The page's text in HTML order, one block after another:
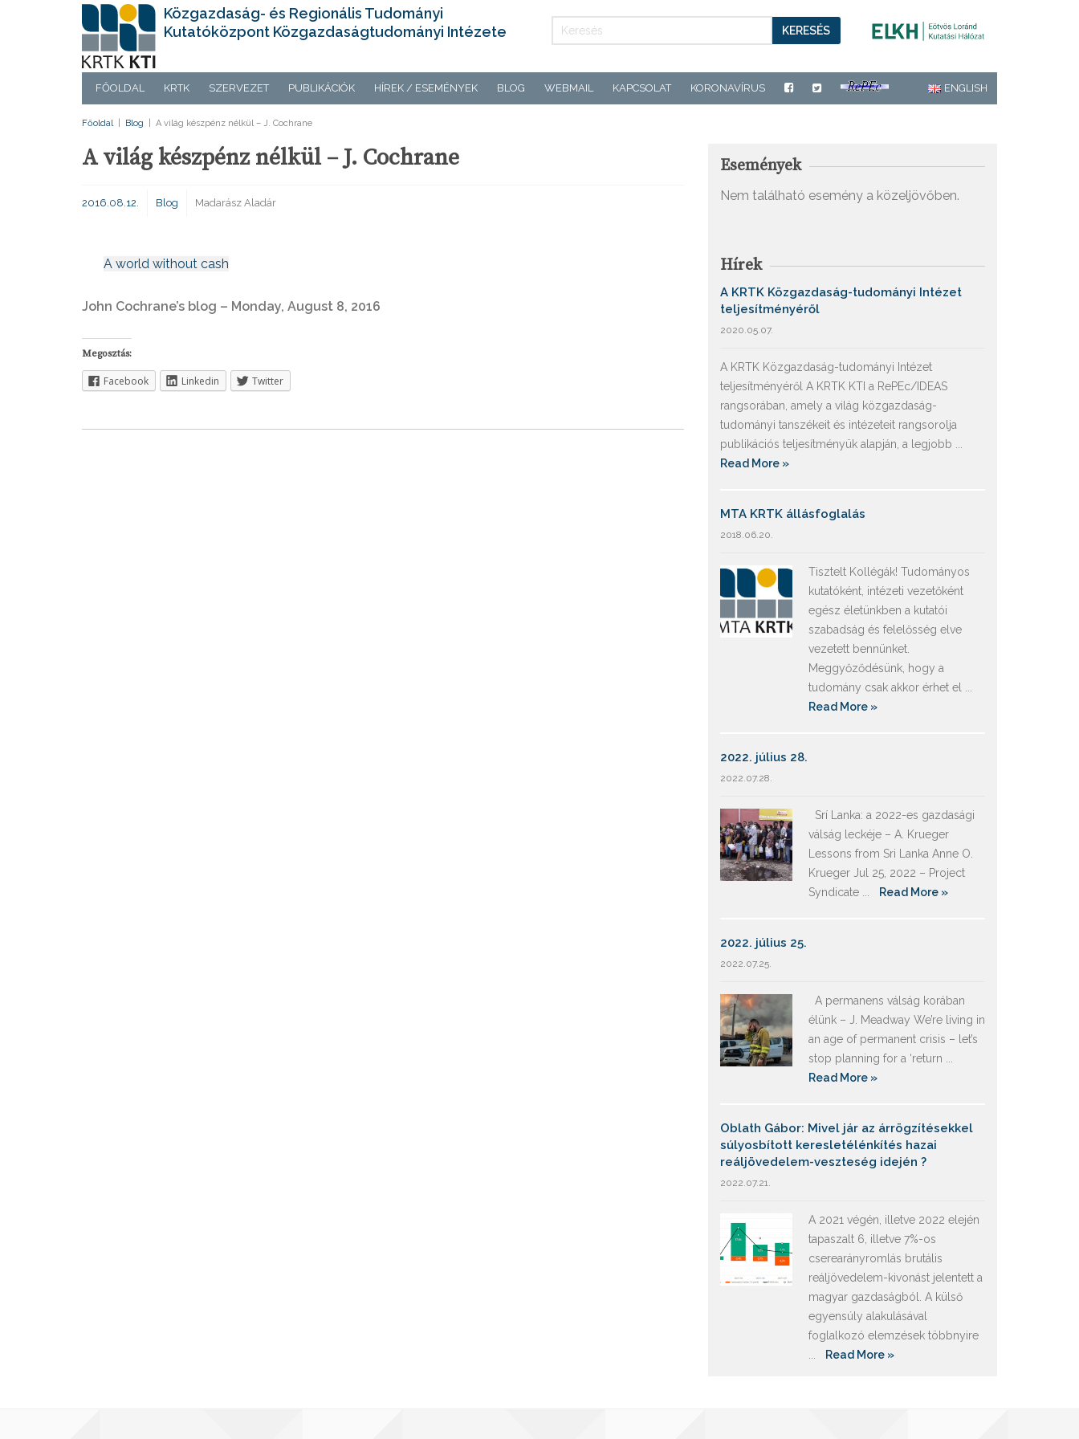
Közgazdaság- és Regionális Tudományi
Kutatóközpont Közgazdaságtudományi Intézete
KERESÉS
FŐOLDAL KRTK SZERVEZET PUBLIKÁCIÓK HÍREK / ESEMÉNYEK BLOG WEBMAIL KAPCSOLAT KORONAVÍRUS ENGLISH
Főoldal Blog A világ készpénz nélkül – J. Cochrane
A világ készpénz nélkül – J. Cochrane
2016.08.12. Blog Madarász Aladár
A world without cash
John Cochrane’s blog – Monday, August 8, 2016
Megosztás:
Facebook Linkedin Twitter
Események
Nem található esemény a közeljövőben.
Hírek
A KRTK Közgazdaság-tudományi Intézet
teljesítményéről
2020.05.07.
A KRTK Közgazdaság-tudományi Intézet
teljesítményéről A KRTK KTI a RePEc/IDEAS
rangsorában, amely a világ közgazdaság-
tudományi tanszékeit és intézeteit rangsorolja
publikációs teljesítményük alapján, a legjobb ...
Read More »
MTA KRTK állásfoglalás
2018.06.20.
Tisztelt Kollégák! Tudományos
kutatóként, intézeti vezetőként
egész életünkben a kutatói
szabadság és felelősség elve
vezetett bennünket.
Meggyőződésünk, hogy a
tudomány csak akkor érhet el ...
Read More »
2022. július 28.
2022.07.28.
Srí Lanka: a 2022-es gazdasági
válság leckéje – A. Krueger
Lessons from Sri Lanka Anne O.
Krueger Jul 25, 2022 – Project
Syndicate ...
Read More »
2022. július 25.
2022.07.25.
A permanens válság korában
élünk – J. Meadway We’re living in
an age of permanent crisis – let’s
stop planning for a ‘return ...
Read More »
Oblath Gábor: Mivel jár az árrögzítésekkel
súlyosbított keresletélénkítés hazai
reáljövedelem-veszteség idején ?
2022.07.21.
A 2021 végén, illetve 2022 elején
tapaszalt 6, illetve 7%-os
cserearányromlás brutális
reáljövedelem-kivonást jelentett a
magyar gazdaságból. A külső
egyensúly alakulásával
foglalkozó elemzések többnyire
Read More »